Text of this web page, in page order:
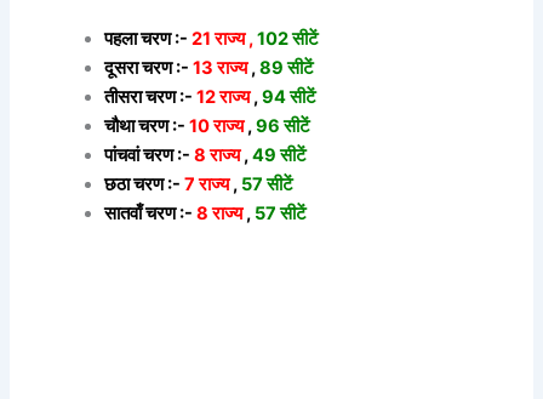
पहला चरण :-21 राज्य ,102 सीटें
दूसरा चरण :-13 राज्य,89 सीटें
तीसरा चरण :- 12 राज्य,94 सीटें
चौथा चरण :-10 राज्य,96 सीटें
पांचवां चरण :- 8 राज्य,49 सीटें
छठा चरण :-7 राज्य, 57 सीटें
सातवाँ चरण :-8 राज्य, 57 सीटें